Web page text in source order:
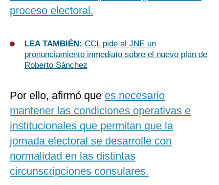
proceso electoral.
LEA TAMBIÉN: CCL pide al JNE un
pronunciamiento inmediato sobre el nuevo plan de
Roberto Sánchez
Por ello, afirmó que es necesario
mantener las condiciones operativas e
institucionales que permitan que la
jornada electoral se desarrolle con
normalidad en las distintas
circunscripciones consulares.